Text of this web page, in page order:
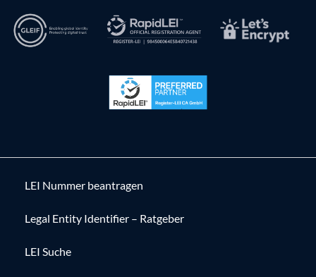
LEI Nummer beantragen
Legal Entity Identifier – Ratgeber
LEI Suche